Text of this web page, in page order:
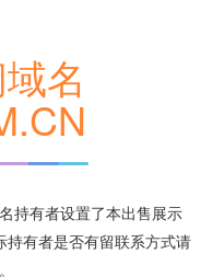
名
持有者设置了本出售展示
有者是否有留联系方式请